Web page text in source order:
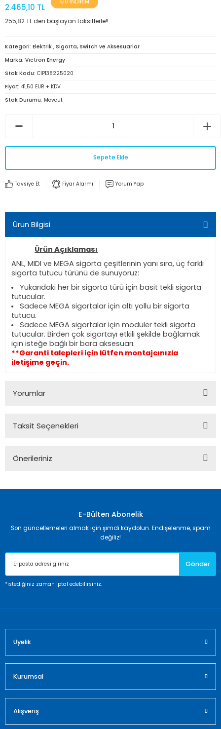
2.465,10 TL
%10 İNDİRİM
255,82 TL den başlayan taksitlerle!!
Kategori Elektrik , Sigorta, Switch ve Aksesuarlar
Marka Victron Energy
Stok Kodu CIP138225020
Fiyat 41,50 EUR + KDV
Stok Durumu Mevcut
Sepete Ekle
Tavsiye Et Fiyar Alarmı Yorum Yap
Ürün Bilgisi
Ürün Açıklaması
ANL, MIDI ve MEGA sigorta çeşitlerinin yanı sıra, üç farklı
sigorta tutucu türünü de sunuyoruz:
Yukarıdaki her bir sigorta türü için basit tekli sigorta
tutucular.
Sadece MEGA sigortalar için altı yollu bir sigorta
tutucu.
Sadece MEGA sigortalar için modüler tekli sigorta
tutucular. Birden çok sigortayı etkili şekilde bağlamak
için isteğe bağlı bir bara aksesuarı.
**Garanti talepleri için lütfen montajcınızla
iletişime geçin.
Yorumlar
Taksit Seçenekleri
Önerileriniz
Görüş ve önerileriniz için teşekkür ederiz.
Ürün resmi kalitesiz, bozuk veya görüntülenemiyor.
Ürün açıklamasında eksik bilgiler bulunuyor.
Ürün bilgilerinde hatalar bulunuyor.
Ürün fiyatı diğer sitelerden daha pahalı.
E-Bülten Abonelik
Son güncellemeleri almak için şimdi kaydolun. Endişelenme, spam
değiliz!
Gönder
*istediğiniz zaman iptal edebilirsiniz.
Üyelik
Kurumsal
Alışveriş